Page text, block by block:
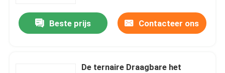
Beste prijs Contacteer ons
De ternaire Draagbare het